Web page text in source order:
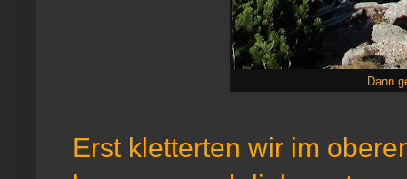
Dann
Erst kletterten wir im